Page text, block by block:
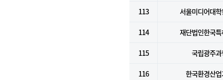
113 서울미디어대
114 재단법인한국
115 국립광주
116 한국환경산